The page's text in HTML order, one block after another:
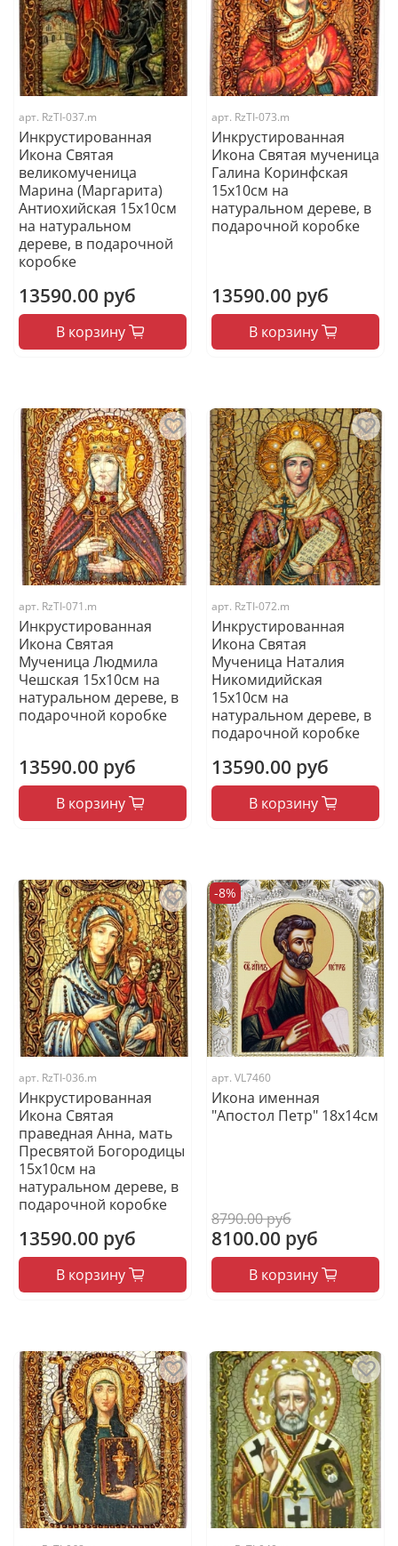
арт. RzTI-037.m
Инкрустированная
Икона Святая
великомученица
Марина (Маргарита)
Антиохийская 15х10см
на натуральном
дереве, в подарочной
коробке
13590.00 руб
В корзину
арт. RzTI-073.m
Инкрустированная
Икона Святая мученица
Галина Коринфская
15х10см на
натуральном дереве, в
подарочной коробке
13590.00 руб
В корзину
арт. RzTI-071.m
Инкрустированная
Икона Святая
Мученица Людмила
Чешская 15х10см на
натуральном дереве, в
подарочной коробке
13590.00 руб
В корзину
арт. RzTI-072.m
Инкрустированная
Икона Святая
Мученица Наталия
Никомидийская
15х10см на
натуральном дереве, в
подарочной коробке
13590.00 руб
В корзину
арт. RzTI-036.m
Инкрустированная
Икона Святая
праведная Анна, мать
Пресвятой Богородицы
15х10см на
натуральном дереве, в
подарочной коробке
13590.00 руб
В корзину
-8%
арт. VL7460
Икона именная
"Апостол Петр" 18x14см
8790.00 руб
8100.00 руб
В корзину